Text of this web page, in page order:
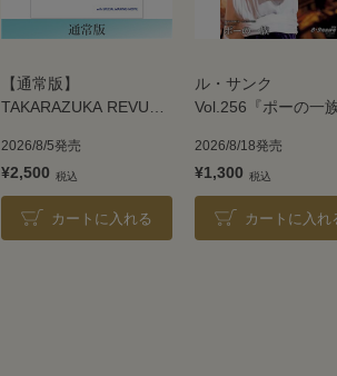
【通常版】
TAKARAZUKA REVUE
2026/8/5発売
¥2,500
カートに入れる
ル・サンク
Vol.256『ポーの一
2026/8/18発売
¥1,300
カートに入れ